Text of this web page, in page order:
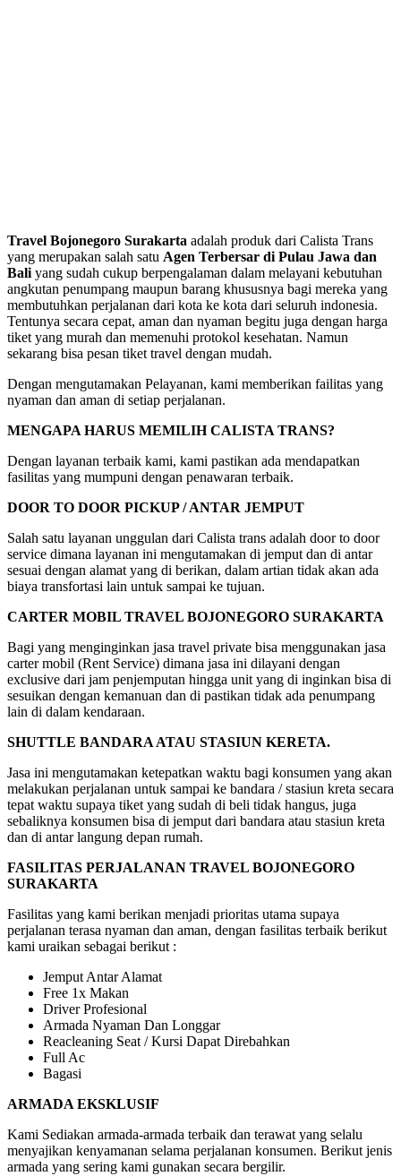
Travel Bojonegoro Surakarta adalah produk dari Calista Trans
yang merupakan salah satu Agen Terbersar di Pulau Jawa dan
Baliyang sudah cukup berpengalaman dalam melayani kebutuhan
angkutan penumpang maupun barang khususnya bagi mereka yang
membutuhkan perjalanan dari kota ke kota dari seluruh indonesia.
Tentunya secara cepat, aman dan nyaman begitu juga dengan harga
tiket yang murah dan memenuhi protokol kesehatan. Namun
sekarang bisa pesan tiket travel dengan mudah.
Dengan mengutamakan Pelayanan, kami memberikan failitas yang
nyaman dan aman di setiap perjalanan.
MENGAPA HARUS MEMILIH CALISTA TRANS?
Dengan layanan terbaik kami, kami pastikan ada mendapatkan
fasilitas yang mumpuni dengan penawaran terbaik.
DOOR TO DOOR PICKUP / ANTAR JEMPUT
Salah satu layanan unggulan dari Calista trans adalah door to door
service dimana layanan ini mengutamakan di jemput dan di antar
sesuai dengan alamat yang di berikan, dalam artian tidak akan ada
biaya transfortasi lain untuk sampai ke tujuan.
CARTER MOBIL TRAVEL BOJONEGORO SURAKARTA
Bagi yang menginginkan jasa travel private bisa menggunakan jasa
carter mobil (Rent Service) dimana jasa ini dilayani dengan
exclusive dari jam penjemputan hingga unit yang di inginkan bisa di
sesuikan dengan kemanuan dan di pastikan tidak ada penumpang
lain di dalam kendaraan.
SHUTTLE BANDARA ATAU STASIUN KERETA.
Jasa ini mengutamakan ketepatkan waktu bagi konsumen yang akan
melakukan perjalanan untuk sampai ke bandara / stasiun kreta secara
tepat waktu supaya tiket yang sudah di beli tidak hangus, juga
sebaliknya konsumen bisa di jemput dari bandara atau stasiun kreta
dan di antar langung depan rumah.
FASILITAS PERJALANAN TRAVEL BOJONEGORO
SURAKARTA
Fasilitas yang kami berikan menjadi prioritas utama supaya
perjalanan terasa nyaman dan aman, dengan fasilitas terbaik berikut
kami uraikan sebagai berikut :
Jemput Antar Alamat
Free 1x Makan
Driver Profesional
Armada Nyaman Dan Longgar
Reacleaning Seat / Kursi Dapat Direbahkan
Full Ac
Bagasi
ARMADA EKSKLUSIF
Kami Sediakan armada-armada terbaik dan terawat yang selalu
menyajikan kenyamanan selama perjalanan konsumen. Berikut jenis
armada yang sering kami gunakan secara bergilir.